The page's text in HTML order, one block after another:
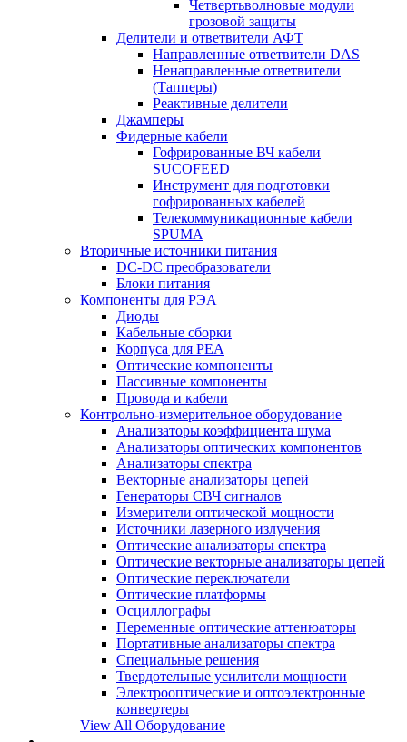
Четвертьволновые модули
грозовой защиты
Делители и ответвители АФТ
Направленные ответвители DAS
Ненаправленные ответвители
(Тапперы)
Реактивные делители
Джамперы
Фидерные кабели
Гофрированные ВЧ кабели
SUCOFEED
Инструмент для подготовки
гофрированных кабелей
Телекоммуникационные кабели
SPUMA
Вторичные источники питания
DC-DC преобразователи
Блоки питания
Компоненты для РЭА
Диоды
Кабельные сборки
Корпуса для РЕА
Оптические компоненты
Пассивные компоненты
Провода и кабели
Контрольно-измерительное оборудование
Анализаторы коэффициента шума
Анализаторы оптических компонентов
Анализаторы спектра
Векторные анализаторы цепей
Генераторы СВЧ сигналов
Измерители оптической мощности
Источники лазерного излучения
Оптические анализаторы спектра
Оптические векторные анализаторы цепей
Оптические переключатели
Оптические платформы
Осциллографы
Переменные оптические аттенюаторы
Портативные анализаторы спектра
Специальные решения
Твердотельные усилители мощности
Электрооптические и оптоэлектронные
конвертеры
View All Оборудование